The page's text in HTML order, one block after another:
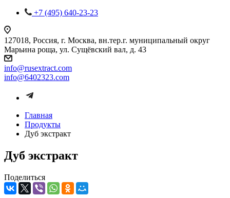
+7 (495) 640-23-23
127018, Россия, г. Москва, вн.тер.г. муниципальный округ
Марьина роща, ул. Сущёвский вал, д. 43
info@rusextract.com
info@6402323.com
Главная
Продукты
Дуб экстракт
Дуб экстракт
Поделиться